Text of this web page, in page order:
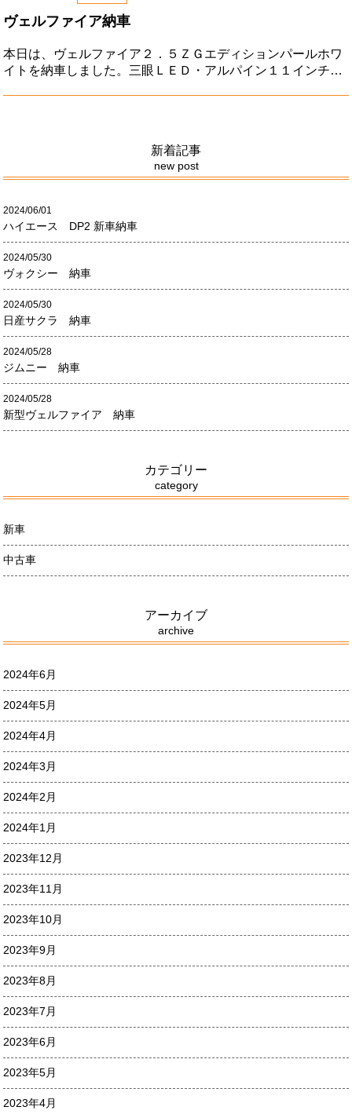
ヴェルファイア納車
本日は、ヴェルファイア２．５ＺＧエディションパールホワ
イトを納車しました。三眼ＬＥＤ・アルパイン１１インチSD
新着記事
new post
2024/06/01
ハイエース DP2 新車納車
2024/05/30
ヴォクシー 納車
2024/05/30
日産サクラ 納車
2024/05/28
ジムニー 納車
2024/05/28
新型ヴェルファイア 納車
カテゴリー
category
新車
中古車
アーカイブ
archive
2024年6月
2024年5月
2024年4月
2024年3月
2024年2月
2024年1月
2023年12月
2023年11月
2023年10月
2023年9月
2023年8月
2023年7月
2023年6月
2023年5月
2023年4月